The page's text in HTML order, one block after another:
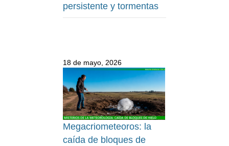
persistente y tormentas
18 de mayo, 2026
Megacriometeoros: la
caída de bloques de